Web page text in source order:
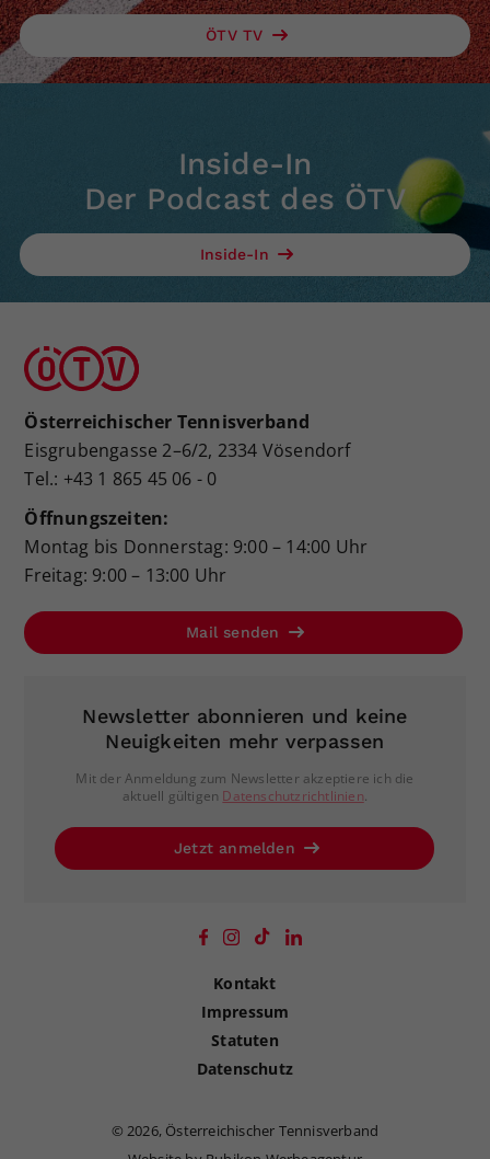
ÖTV TV
Inside-In
Der Podcast des ÖTV
Inside-In
Österreichischer Tennisverband
Eisgrubengasse 2–6/2, 2334 Vösendorf
Tel.: +43 1 865 45 06 - 0
Öffnungszeiten:
Montag bis Donnerstag: 9:00 – 14:00 Uhr
Freitag: 9:00 – 13:00 Uhr
Mail senden
Newsletter abonnieren und keine
Neuigkeiten mehr verpassen
Mit der Anmeldung zum Newsletter akzeptiere ich die
aktuell gültigen Datenschutzrichtlinien.
Jetzt anmelden
Kontakt
Impressum
Statuten
Datenschutz
©2026, Österreichischer Tennisverband